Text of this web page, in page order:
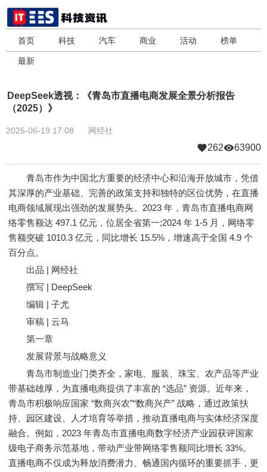
首页 科技 汽车 商业 活动 榜单
最新
DeepSeek透视：《青岛市直播电商发展全景分析报告
（2025）》
2025-06-19 17:08 网经社
262 63900
青岛市作为中国北方重要的经济中心和沿海开放城市，凭借
其深厚的产业基础、完善的政策支持和独特的区位优势，在直播
电商领域展现出强劲的发展势头。2023 年，青岛市直播电商网
络零售额达 497.1 亿元，位居全省第一;2024 年 1-5 月，网络零
售额突破 1010.3 亿元，同比增长 15.5%，增速高于全国 4.9 个
百分点。
出品 | 网经社
撰写 | DeepSeek
编辑 | 子尤
审稿 | 云马
第一章
发展背景与战略意义
青岛市制造业门类齐全，家电、服装、珠宝、农产品等产业
带基础雄厚，为直播电商提供了丰富的 “选品” 资源。近年来，
青岛市积极响应国家 “数商兴农”“数商兴产” 战略，通过政策扶
持、园区建设、人才培育等举措，推动直播电商与实体经济深度
融合。例如，2023 年青岛市直播电商数字经济产业园获评国家
级电子商务示范基地，带动产业带网络零售额同比增长 33%。
直播电商不仅成为释放消费潜力、畅通国内循环的重要抓手，更